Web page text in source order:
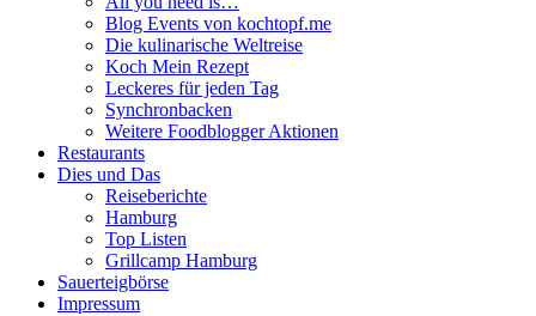
Blog Events von kochtopf.me
Die kulinarische Weltreise
Koch Mein Rezept
Leckeres für jeden Tag
Synchronbacken
Weitere Foodblogger Aktionen
Restaurants
Dies und Das
Reiseberichte
Hamburg
Top Listen
Grillcamp Hamburg
Sauerteigbörse
Impressum